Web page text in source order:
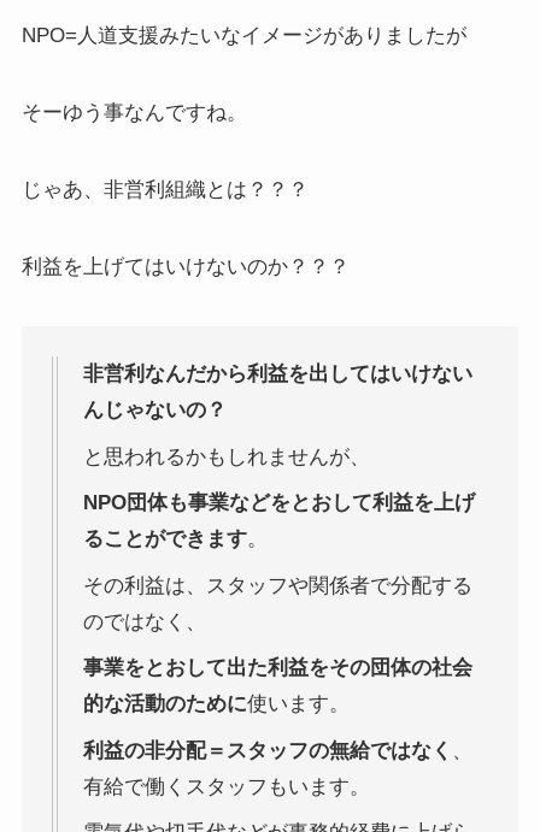
NPO=人道支援みたいなイメージがありましたが
そーゆう事なんですね。
じゃあ、非営利組織とは？？？
利益を上げてはいけないのか？？？
非営利なんだから利益を出してはいけない
んじゃないの？
と思われるかもしれませんが、
NPO団体も事業などをとおして利益を上げ
ることができます。
その利益は、スタッフや関係者で分配する
のではなく、
事業をとおして出た利益をその団体の社会
的な活動のために使います。
利益の非分配＝スタッフの無給ではなく 、
有給で働くスタッフもいます。